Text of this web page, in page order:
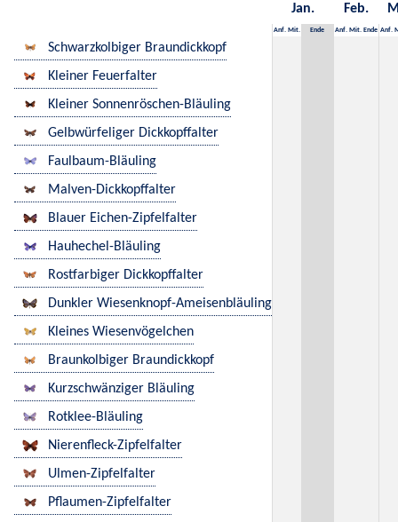
Jan. Feb.
Anf. Mit. Ende Anf. Mit. Ende Anf.
Schwarzkolbiger Braundickkopf
Kleiner Feuerfalter
Kleiner Sonnenröschen-Bläuling
Gelbwürfeliger Dickkopffalter
Faulbaum-Bläuling
Malven-Dickkopffalter
Blauer Eichen-Zipfelfalter
Hauhechel-Bläuling
Rostfarbiger Dickkopffalter
Dunkler Wiesenknopf-Ameisenbläuling
Kleines Wiesenvögelchen
Braunkolbiger Braundickkopf
Kurzschwänziger Bläuling
Rotklee-Bläuling
Nierenfleck-Zipfelfalter
Ulmen-Zipfelfalter
Pflaumen-Zipfelfalter